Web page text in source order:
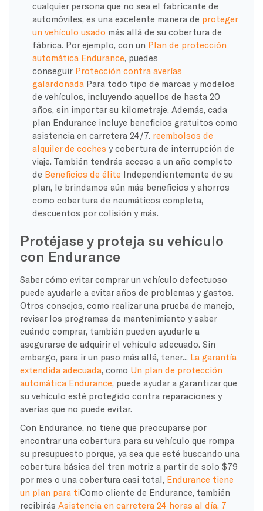
cualquier persona que no sea el fabricante de
automóviles, es una excelente manera de proteger
un vehículo usado más allá de su cobertura de
fábrica. Por ejemplo, con un Plan de protección
automática Endurance, puedes
conseguir Protección contra averías
galardonada Para todo tipo de marcas y modelos
de vehículos, incluyendo aquellos de hasta 20
años, sin importar su kilometraje. Además, cada
plan Endurance incluye beneficios gratuitos como
asistencia en carretera 24/7. reembolsos de
alquiler de coches y cobertura de interrupción de
viaje. También tendrás acceso a un año completo
de Beneficios de élite Independientemente de su
plan, le brindamos aún más beneficios y ahorros
como cobertura de neumáticos completa,
descuentos por colisión y más.
Protéjase y proteja su vehículo
con Endurance
Saber cómo evitar comprar un vehículo defectuoso
puede ayudarle a evitar años de problemas y gastos.
Otros consejos, como realizar una prueba de manejo,
revisar los programas de mantenimiento y saber
cuándo comprar, también pueden ayudarle a
asegurarse de adquirir el vehículo adecuado. Sin
embargo, para ir un paso más allá, tener... La garantía
extendida adecuada, como Un plan de protección
automática Endurance, puede ayudar a garantizar que
su vehículo esté protegido contra reparaciones y
averías que no puede evitar.
Con Endurance, no tiene que preocuparse por
encontrar una cobertura para su vehículo que rompa
su presupuesto porque, ya sea que esté buscando una
cobertura básica del tren motriz a partir de solo $79
por mes o una cobertura casi total, Endurance tiene
un plan para tiComo cliente de Endurance, también
recibirás Asistencia en carretera 24 horas al día, 7